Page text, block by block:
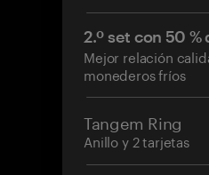
2.º set con 50
Mejor relación
monederos fríos
Tangem Ring
Anillo y 2 tarjetas